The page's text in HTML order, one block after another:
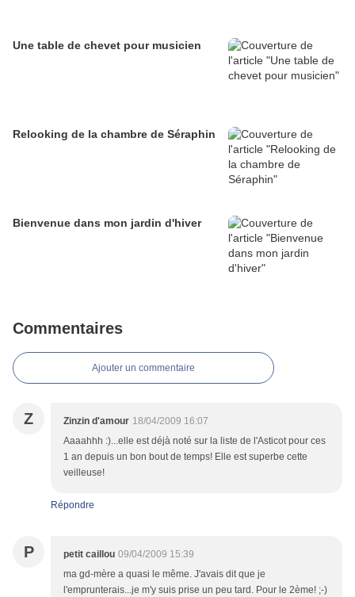
Une table de chevet pour musicien
Relooking de la chambre de Séraphin
Bienvenue dans mon jardin d'hiver
Commentaires
Ajouter un commentaire
Z Zinzin d'amour 18/04/2009 16:07
Aaaahhh :)...elle est déjà noté sur la liste de l'Asticot pour ces
1 an depuis un bon bout de temps! Elle est superbe cette
veilleuse!
Répondre
P petit caillou 09/04/2009 15:39
ma gd-mère a quasi le même. J'avais dit que je
l'emprunterais...je m'y suis prise un peu tard. Pour le 2ème! ;-)